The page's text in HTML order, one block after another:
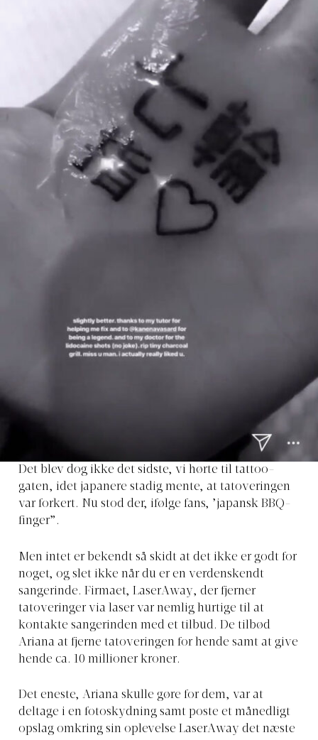
Det blev dog ikke det sidste, vi hørte til tattoo-
gaten, idet japanere stadig mente, at tatoveringen
var forkert. Nu stod der, ifølge fans, ’japansk BBQ-
finger”.
Men intet er bekendt så skidt at det ikke er godt for
noget, og slet ikke når du er en verdenskendt
sangerinde. Firmaet, LaserAway, der fjerner
tatoveringer via laser var nemlig hurtige til at
kontakte sangerinden med et tilbud. De tilbød
Ariana at fjerne tatoveringen for hende samt at give
hende ca. 10 millioner kroner.
Det eneste, Ariana skulle gøre for dem, var at
deltage i en fotoskydning samt poste et månedligt
opslag omkring sin oplevelse LaserAway det næste